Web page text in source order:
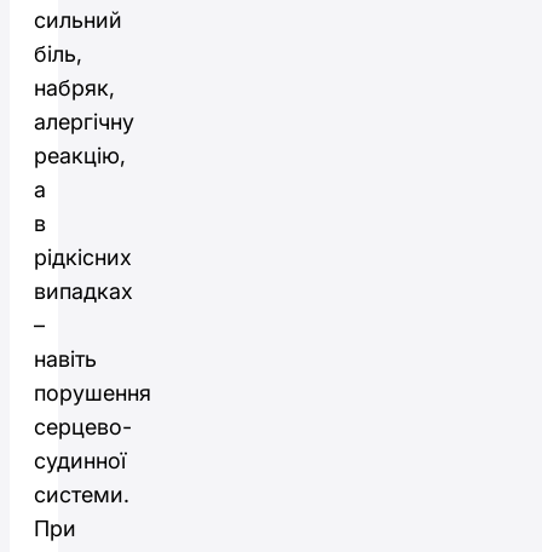
сильний
біль,
набряк,
алергічну
реакцію,
а
в
рідкісних
випадках
–
навіть
порушення
серцево-
судинної
системи.
При